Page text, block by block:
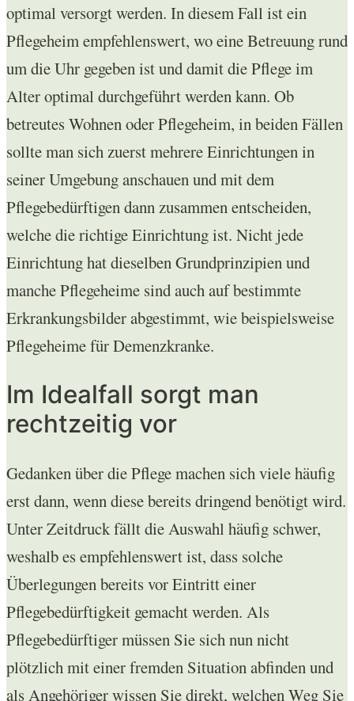
optimal versorgt werden. In diesem Fall ist ein
Pflegeheim empfehlenswert, wo eine Betreuung rund
um die Uhr gegeben ist und damit die Pflege im
Alter optimal durchgeführt werden kann. Ob
betreutes Wohnen oder Pflegeheim, in beiden Fällen
sollte man sich zuerst mehrere Einrichtungen in
seiner Umgebung anschauen und mit dem
Pflegebedürftigen dann zusammen entscheiden,
welche die richtige Einrichtung ist. Nicht jede
Einrichtung hat dieselben Grundprinzipien und
manche Pflegeheime sind auch auf bestimmte
Erkrankungsbilder abgestimmt, wie beispielsweise
Pflegeheime für Demenzkranke.
Im Idealfall sorgt man
rechtzeitig vor
Gedanken über die Pflege machen sich viele häufig
erst dann, wenn diese bereits dringend benötigt wird.
Unter Zeitdruck fällt die Auswahl häufig schwer,
weshalb es empfehlenswert ist, dass solche
Überlegungen bereits vor Eintritt einer
Pflegebedürftigkeit gemacht werden. Als
Pflegebedürftiger müssen Sie sich nun nicht
plötzlich mit einer fremden Situation abfinden und
als Angehöriger wissen Sie direkt, welchen Weg Sie